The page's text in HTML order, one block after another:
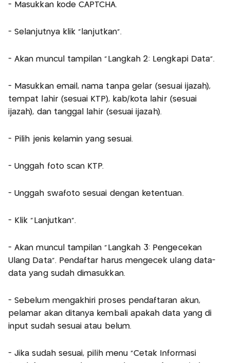
- Masukkan kode CAPTCHA.
- Selanjutnya klik "lanjutkan".
- Akan muncul tampilan "Langkah 2: Lengkapi Data".
- Masukkan email, nama tanpa gelar (sesuai ijazah),
tempat lahir (sesuai KTP), kab/kota lahir (sesuai
ijazah), dan tanggal lahir (sesuai ijazah).
- Pilih jenis kelamin yang sesuai.
- Unggah foto scan KTP.
- Unggah swafoto sesuai dengan ketentuan.
- Klik "Lanjutkan".
- Akan muncul tampilan "Langkah 3: Pengecekan
Ulang Data". Pendaftar harus mengecek ulang data-
data yang sudah dimasukkan.
- Sebelum mengakhiri proses pendaftaran akun,
pelamar akan ditanya kembali apakah data yang di
input sudah sesuai atau belum.
- Jika sudah sesuai, pilih menu "Cetak Informasi